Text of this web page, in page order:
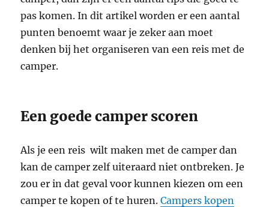
pas komen. In dit artikel worden er een aantal
punten benoemt waar je zeker aan moet
denken bij het organiseren van een reis met de
camper.
Een goede camper scoren
Als je een reis wilt maken met de camper dan
kan de camper zelf uiteraard niet ontbreken. Je
zou er in dat geval voor kunnen kiezen om een
camper te kopen of te huren.Campers kopen